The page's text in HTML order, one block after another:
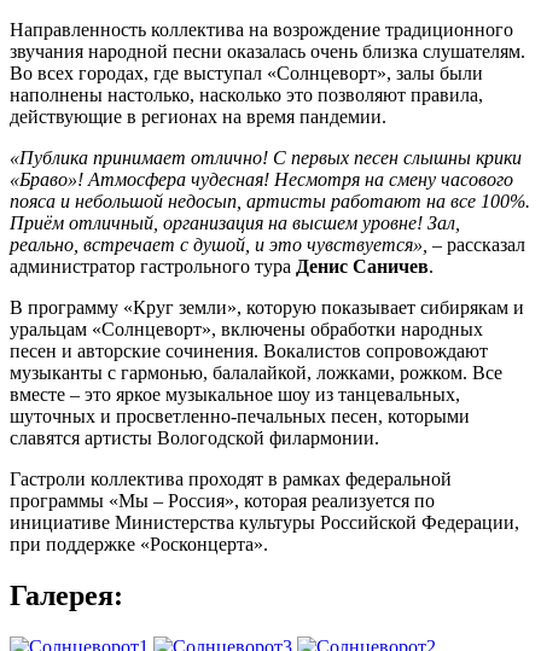
Направленность коллектива на возрождение традиционного
звучания народной песни оказалась очень близка слушателям.
Во всех городах, где выступал «Солнцеворт», залы были
наполнены настолько, насколько это позволяют правила,
действующие в регионах на время пандемии.
«Публика принимает отлично! С первых песен слышны крики
«Браво»! Атмосфера чудесная! Несмотря на смену часового
пояса и небольшой недосып, артисты работают на все 100%.
Приём отличный, организация на высшем уровне! Зал,
реально, встречает с душой, и это чувствуется», – рассказал
администратор гастрольного тура Денис Саничев.
В программу «Круг земли», которую показывает сибирякам и
уральцам «Солнцеворт», включены обработки народных
песен и авторские сочинения. Вокалистов сопровождают
музыканты с гармонью, балалайкой, ложками, рожком. Все
вместе – это яркое музыкальное шоу из танцевальных,
шуточных и просветленно-печальных песен, которыми
славятся артисты Вологодской филармонии.
Гастроли коллектива проходят в рамках федеральной
программы «Мы – Россия», которая реализуется по
инициативе Министерства культуры Российской Федерации,
при поддержке «Росконцерта».
Галерея: